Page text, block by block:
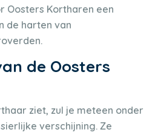
Oosters Kortharen een
de harten van
de Oosters
ziet, zul je meteen onder
verschijning. Ze